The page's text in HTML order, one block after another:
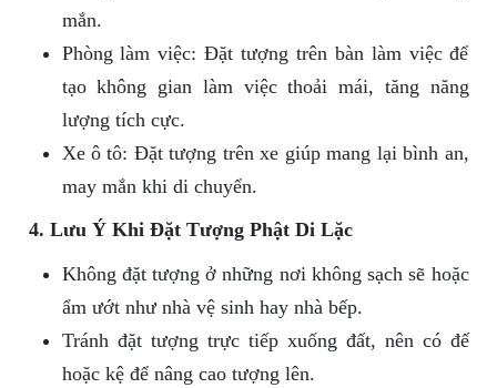
mắn.
Phòng làm việc: Đặt tượng trên bàn làm việc để
tạo không gian làm việc thoải mái, tăng năng
lượng tích cực.
Xe ô tô: Đặt tượng trên xe giúp mang lại bình an,
may mắn khi di chuyển.
4. Lưu Ý Khi Đặt Tượng Phật Di Lặc
Không đặt tượng ở những nơi không sạch sẽ hoặc
ẩm ướt như nhà vệ sinh hay nhà bếp.
Tránh đặt tượng trực tiếp xuống đất, nên có đế
hoặc kệ để nâng cao tượng lên.